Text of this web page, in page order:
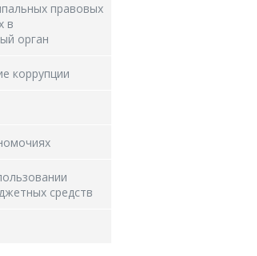
правовых
в
орган
коррупции
средств